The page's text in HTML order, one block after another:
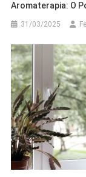
Aromaterapia: O
31/03/2025